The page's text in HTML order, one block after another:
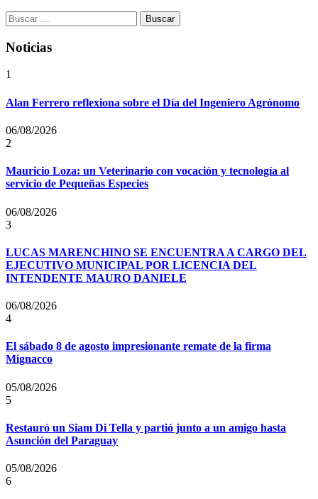
Buscar:
Noticias
1
Alan Ferrero reflexiona sobre el Día del Ingeniero Agrónomo
06/08/2026
2
Mauricio Loza: un Veterinario con vocación y tecnología al
servicio de Pequeñas Especies
06/08/2026
3
LUCAS MARENCHINO SE ENCUENTRA A CARGO DEL
EJECUTIVO MUNICIPAL POR LICENCIA DEL
INTENDENTE MAURO DANIELE
06/08/2026
4
El sábado 8 de agosto impresionante remate de la firma
Mignacco
05/08/2026
5
Restauró un Siam Di Tella y partió junto a un amigo hasta
Asunción del Paraguay
05/08/2026
6